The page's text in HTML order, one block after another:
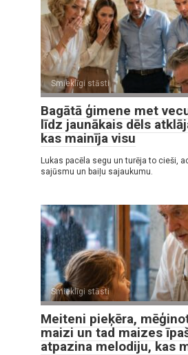
Smieklīgi stāsti
Bagātā ģimene met
līdz jaunākais dēls
kas mainīja visu
Lukas pacēla segu un turēja to cieši,
sajūsmu un baiļu sajaukumu.
Smieklīgi stāsti
Meiteni pieķēra,
maizi un tad maizes
atpazina melodiju, kas